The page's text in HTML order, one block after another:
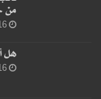
16
هل
16